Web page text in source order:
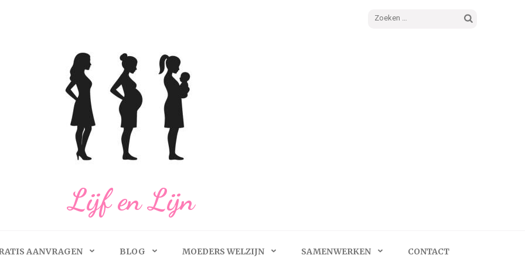
Zoeken
Lijf en Lijn
AANVRAGEN BLOG MOEDERS WELZIJN SAMENWERKEN CONTACT